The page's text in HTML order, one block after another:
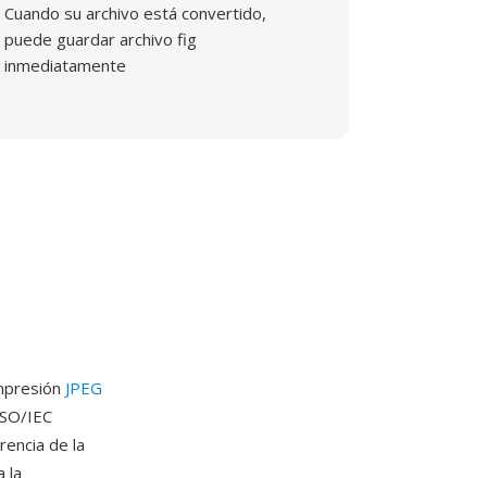
Cuando su archivo está convertido,
puede guardar archivo fig
inmediatamente
JPEG
IEC
de la
la